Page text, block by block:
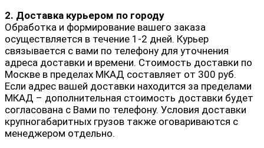
2. Доставка курьером по городу
Обработка и формирование вашего заказа
осуществляется в течение 1-2 дней. Курьер
связывается с вами по телефону для уточнения
адреса доставки и времени. Стоимость доставки по
Москве в пределах МКАД составляет от 300 руб.
Если адрес вашей доставки находится за пределами
МКАД – дополнительная стоимость доставки будет
согласована с Вами по телефону. Условия доставки
крупногабаритных грузов также оговариваются с
менеджером отдельно.